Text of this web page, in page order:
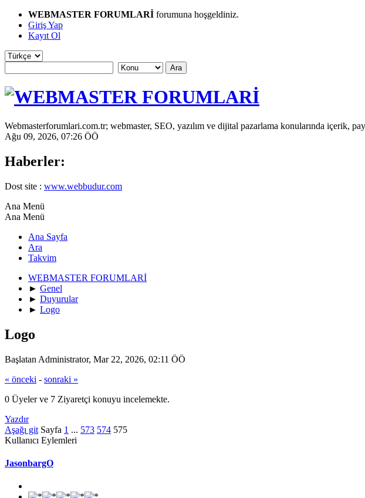
WEBMASTER FORUMLARİ forumuna hoşgeldiniz.
Giriş Yap
Kayıt Ol
Webmasterforumlari.com.tr; webmaster, SEO, yazılım ve dijital pazarlama konularında içerik,
Ağu 09, 2026, 07:26 ÖÖ
Haberler:
Dost site : www.webbudur.com
Ana Menü
Ana Menü
Ana Sayfa
Ara
Takvim
WEBMASTER FORUMLARİ
► Genel
► Duyurular
► Logo
Logo
Başlatan Administrator, Mar 22, 2026, 02:11 ÖÖ
« önceki - sonraki »
0 Üyeler ve 7 Ziyaretçi konuyu incelemekte.
Yazdır
Aşağı git Sayfa 1 ... 573 574 575
Kullanıcı Eylemleri
JasonbargO